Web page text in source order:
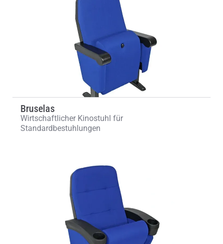
Bruselas
Wirtschaftlicher Kinostuhl für
Standardbestuhlungen